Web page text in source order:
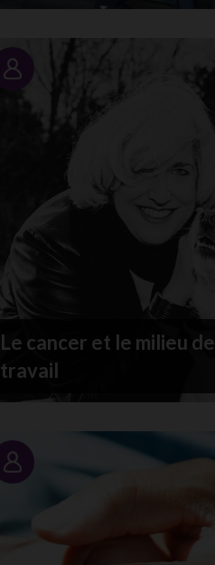
Portrait
Le cancer et le milieu de
travail
Portrait